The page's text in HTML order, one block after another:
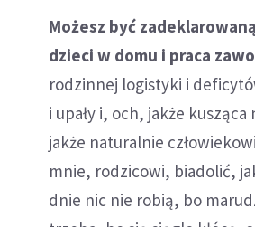
Możesz być
dzieci w domu i praca
rodzinnej logistyki i
i upały i, och, jakże
jakże naturalnie
mnie, rodzicowi, biadolić,
dnie nic nie robią, bo